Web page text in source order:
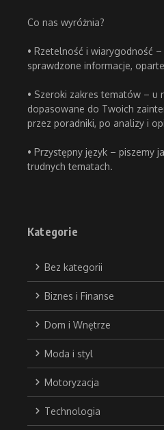
Co nas wyróżnia?
• Rzetelność i wiarygodność
sprawdzone informacje,
• Szeroki zakres tematów – u
dopasowane do Twoich
przez poradniki, po analizy i
• Przystępny język – piszemy
trudnych tematach.
Kategorie
Bez kategorii
Biznes i Finanse
Dom i Wnętrze
Moda i styl
Motoryzacja
Technologia